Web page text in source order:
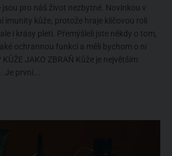
pro náš život nezbytné. Novinkou v
imunity kůže, protože hraje klíčovou roli
i krásy pleti. Přemýšleli jste někdy o tom,
ochrannou funkci a měli bychom o ni
JAKO ZBRAŇ Kůže je největším
první...